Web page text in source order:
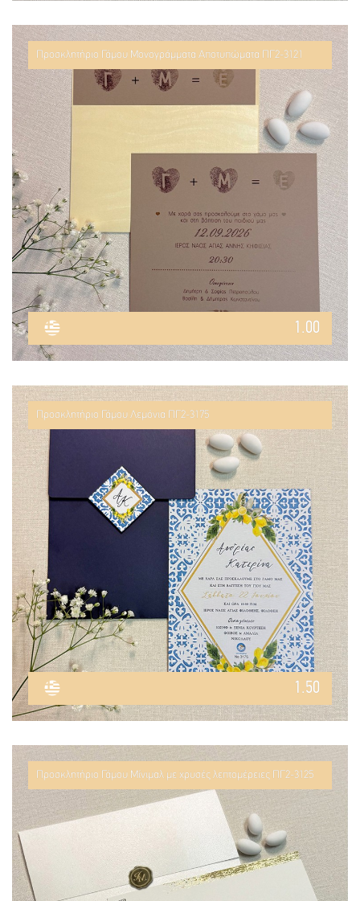
Προσκλητήριο Γάμου Μονογράμματα Αποτυπώματα ΠΓ2-3121
1.00
Προσκλητήριο Γάμου Λεμόνια ΠΓ2-3175
1.50
Προσκλητήριο Γάμου Μίνιμαλ με χρυσές λεπτομέρειες ΠΓ2-3125